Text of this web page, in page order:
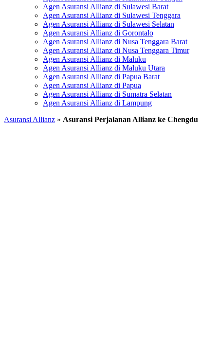
Agen Asuransi Allianz di Sulawesi Barat
Agen Asuransi Allianz di Sulawesi Tenggara
Agen Asuransi Allianz di Sulawesi Selatan
Agen Asuransi Allianz di Gorontalo
Agen Asuransi Allianz di Nusa Tenggara Barat
Agen Asuransi Allianz di Nusa Tenggara Timur
Agen Asuransi Allianz di Maluku
Agen Asuransi Allianz di Maluku Utara
Agen Asuransi Allianz di Papua Barat
Agen Asuransi Allianz di Papua
Agen Asuransi Allianz di Sumatra Selatan
Agen Asuransi Allianz di Lampung
Asuransi Allianz » Asuransi Perjalanan Allianz ke Chengdu